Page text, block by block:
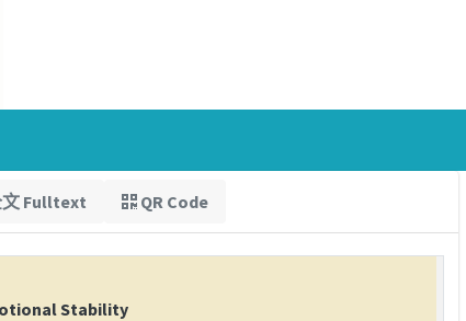
Fulltext QR Code
Stability